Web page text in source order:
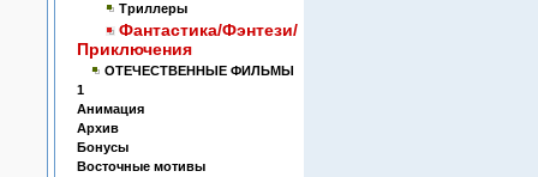
Триллеры
Фантастика/Фэнтези/
Приключения
ОТЕЧЕСТВЕННЫЕ ФИЛЬМЫ
1
Анимация
Архив
Бонусы
Восточные мотивы